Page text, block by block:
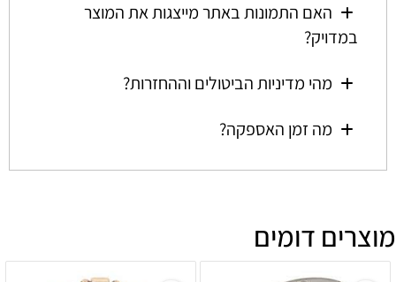
האם התמונות באתר מייצגות את המוצר
במדויק?
מהי מדיניות הביטולים וההחזרות?
מה זמן האספקה?
מוצרים דומים